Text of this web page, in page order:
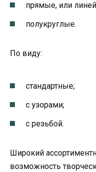
прямые, или
полукруглые.
По виду:
стандартные;
с узорами;
с резьбой.
Широкий
возможность